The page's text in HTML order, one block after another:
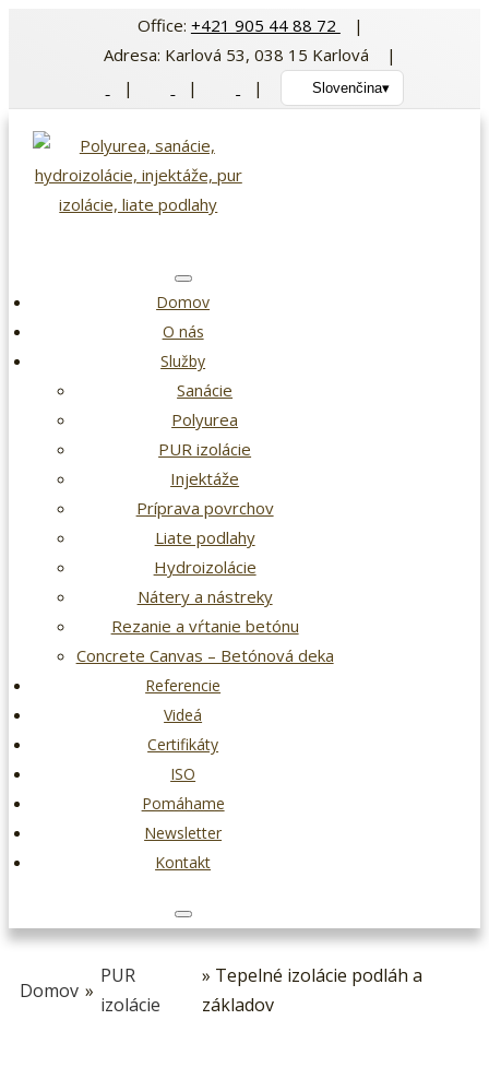
Office: +421 905 44 88 72
|
Adresa: Karlová 53, 038 15 Karlová |
|
| | Slovenčina▾
Domov
O nás
Služby
Sanácie
Polyurea
PUR izolácie
Injektáže
Príprava povrchov
Liate podlahy
Hydroizolácie
Nátery a nástreky
Rezanie a vŕtanie betónu
Concrete Canvas – Betónová deka
Referencie
Videá
Certifikáty
ISO
Pomáhame
Newsletter
Kontakt
Domov »
PUR
izolácie
» Tepelné izolácie podláh a
základov